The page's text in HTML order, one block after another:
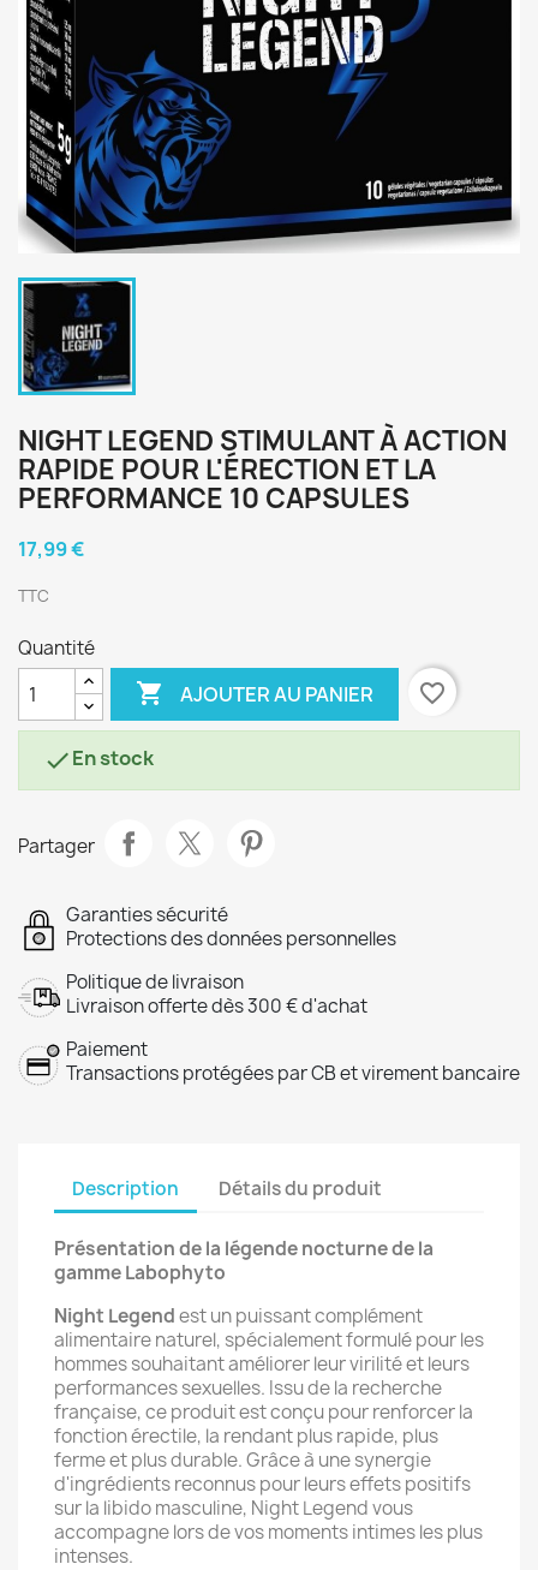
NIGHT LEGEND STIMULANT À ACTION
RAPIDE POUR L'ÉRECTION ET LA
PERFORMANCE 10 CAPSULES
17,99 €
TTC
Quantité
 AJOUTER AU PANIER favorite_border
En stock
Partager
Garanties sécurité
Protections des données personnelles
Politique de livraison
Livraison offerte dès 300 € d'achat
Paiement
Transactions protégées par CB et virement bancaire
Description Détails du produit
Présentation de la légende nocturne de la
gamme Labophyto
Night Legendest un puissant complément
alimentaire naturel, spécialement formulé pour les
hommes souhaitant améliorer leur virilité et leurs
performances sexuelles. Issu de la recherche
française, ce produit est conçu pour renforcer la
fonction érectile, la rendant plus rapide, plus
ferme et plus durable. Grâce à une synergie
d'ingrédients reconnus pour leurs effets positifs
sur la libido masculine, Night Legend vous
accompagne lors de vos moments intimes les plus
intenses.